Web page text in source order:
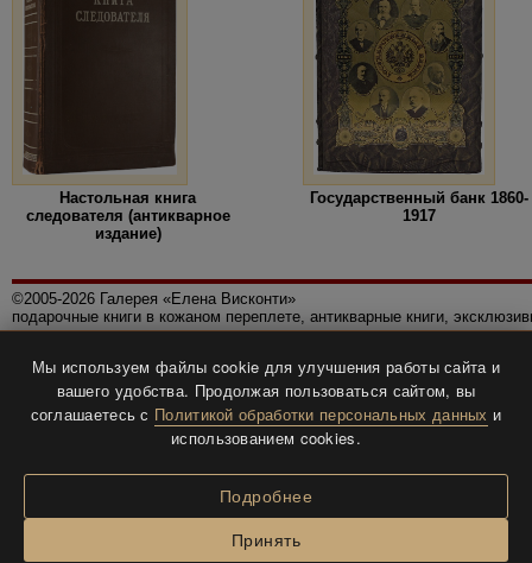
Настольная книга
следователя (антикварное
издание)
Государственный банк 1860-
1917
©2005-2026 Галерея «Елена Висконти»
подарочные книги в кожаном переплете, антикварные книги,
Политика конфиденциальности
Все права защищены.
Разработка и дизайнBTV-info.
Мы используем файлы cookie для улучшения работы сайта и
вашего удобства. Продолжая пользоваться сайтом, вы
соглашаетесь с Политикой обработки персональных данных и
использованием cookies.
Подробнее
Принять